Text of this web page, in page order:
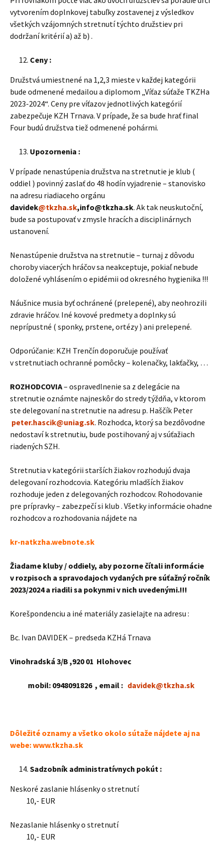
vytvorením doplnkovej tabuľky zostavenej z výsledkov
všetkých vzájomných stretnutí týchto družstiev pri
dodržaní kritérií a) až b) .
Ceny :
Družstvá umiestnené na 1,2,3 mieste v každej kategórii
bude odmenené medailou a diplomom „Víťaz súťaže TKZHa
2023-2024“. Ceny pre víťazov jednotlivých kategórií
zabezpečuje KZH Trnava. V prípade, že sa bude hrať final
Four budú družstva tiež odmenené pohármi.
Upozornenia :
V prípade nenastúpenia družstva na stretnutie je klub (
oddiel ) povinný zaslať do 48 hodín vyjadrenie – stanovisko
na adresu riadiaceho orgánu
davidek@tkzha.sk,info@tkzha.sk. Ak tak neuskutoční,
bude sa postupovať v zmysle hracích a disciplinárnych
ustanovení.
Nenastúpenie družstva na stretnutie – turnaj z dôvodu
choroby viacerých hráčov sa neakceptuje, pokiaľ nebude
doložené vyhlásením o epidémii od okresného hygienika !!!
Náušnice musia byť ochránené (prelepené), aby neohrozili
zdravie hráčov. Iné kovové predmety a doplnky sú
neprípustné ( sponky, prstene, ortézy ) ani prelepené.
Odporúčanie: KZH Trenčín doporučuje používať
v stretnutiach ochranné pomôcky – kolenačky, lakťačky, …
ROZHODCOVIA– ospravedlnenie sa z delegácie na
stretnutie oznámte najneskôr do stredy týždňa, v ktorom
ste delegovaní na stretnutie na adresu p. Haščík Peter
peter.hascik@uniag.sk. Rozhodca, ktorý sa bezdôvodne
nedostaví k stretnutiu, bude postihovaný aj v súťažiach
riadených SZH.
Stretnutia v kategórii starších žiakov rozhodujú dvaja
delegovaní rozhodcovia. Kategóriu mladších žiakov
rozhoduje jeden z delegovaných rozhodcov. Rohodovanie
pre prípravky – zabezpečí si klub . Všetky informácie ohadne
rozhodcov a rozhodovania nájdete na
kr-natkzha.webnote.sk
Žiadame kluby / oddiely, aby pozorne čítali informácie
v rozpisoch a spravodajoch vydaných pre súťažný ročník
2023/2024 a riadili sa pokynmi v nich uvedenými.!!!
Korešpondenciu a iné materiály zasielajte na adresu :
Bc. Ivan DAVIDEK – predseda KZHá Trnava
Vinohradská 3/B ,920 01 Hlohovec
mobil: 0948091826, email : davidek@tkzha.sk
Dôležité oznamy a všetko okolo sútaže nájdete aj na
webe:www.tkzha.sk
Sadzobník administratívnych pokút :
Neskoré zaslanie hlásenky o stretnutí
10,- EUR
Nezaslanie hlásenky o stretnutí
10,- EUR